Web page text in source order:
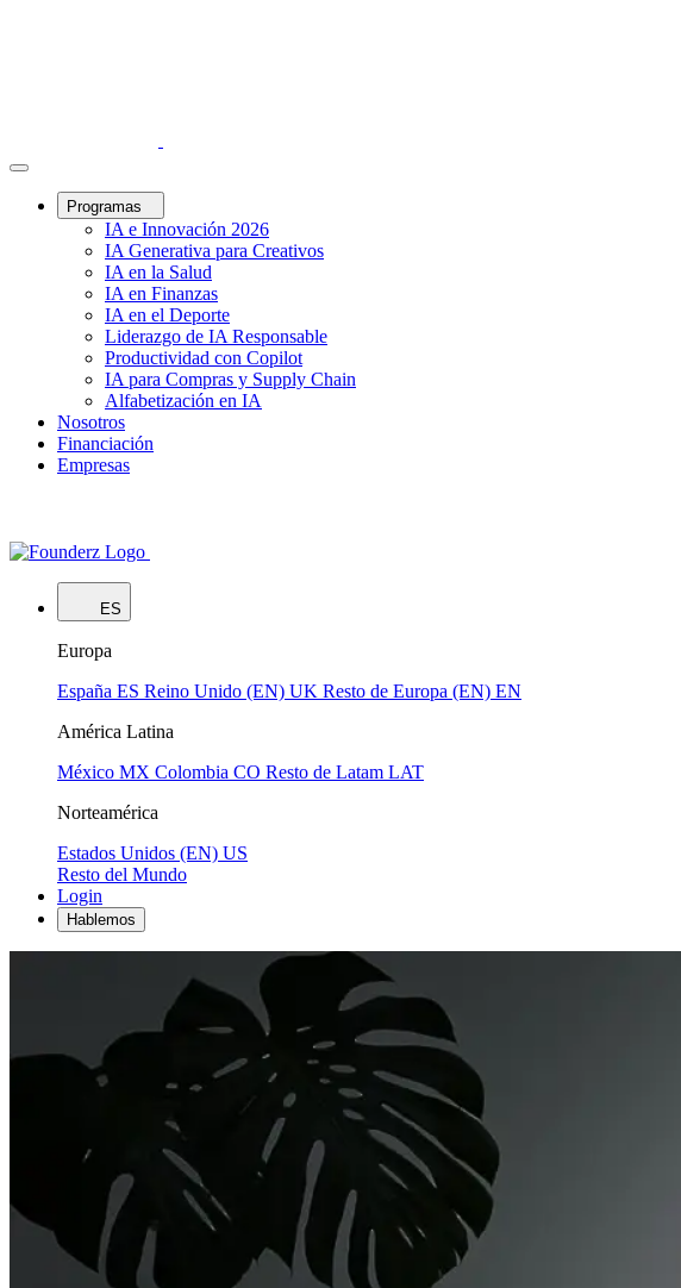
Programas
IA e Innovación 2026
IA Generativa para Creativos
IA en la Salud
IA en Finanzas
IA en el Deporte
Liderazgo de IA Responsable
Productividad con Copilot
IA para Compras y Supply Chain
Alfabetización en IA
Nosotros
Financiación
Empresas
ES
Europa
España ES Reino Unido (EN) UK Resto de Europa (EN) EN
América Latina
México MX Colombia CO Resto de Latam LAT
Norteamérica
Estados Unidos (EN) US
Resto del Mundo
Login
Hablemos